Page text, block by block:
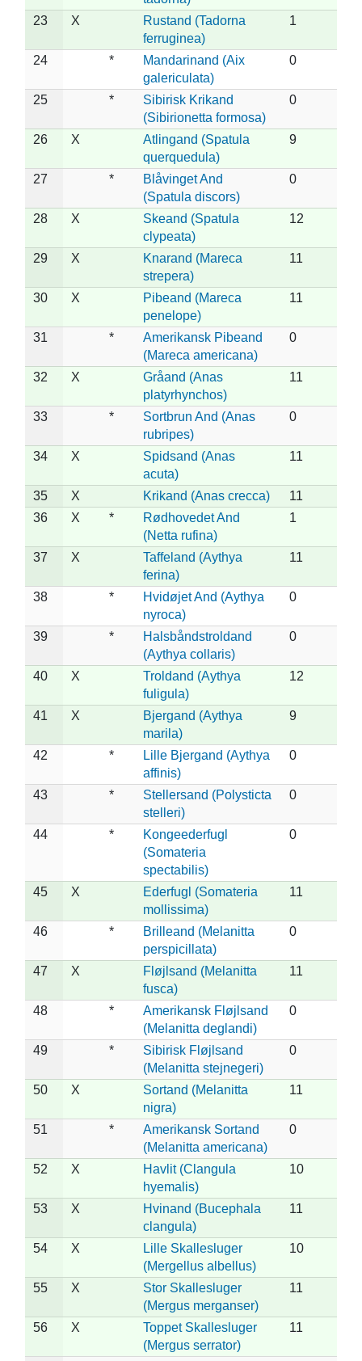
23 X
Rustand (Tadorna
ferruginea)
1
24 *
Mandarinand (Aix
galericulata)
0
25 *
Sibirisk Krikand
(Sibirionetta formosa)
0
26 X
Atlingand (Spatula
querquedula)
9
27 *
Blåvinget And
(Spatula discors)
0
28 X
Skeand (Spatula
clypeata)
12
29 X
Knarand (Mareca
strepera)
11
30 X
Pibeand (Mareca
penelope)
11
31 *
Amerikansk Pibeand
(Mareca americana)
0
32 X
Gråand (Anas
platyrhynchos)
11
33 *
Sortbrun And (Anas
rubripes)
0
34 X
Spidsand (Anas
acuta)
11
35 X Krikand (Anas crecca)
11
36
X *
Rødhovedet And
(Netta rufina)
1
37 X
Taffeland (Aythya
ferina)
11
38 *
Hvidøjet And (Aythya
nyroca)
0
39 *
Halsbåndstroldand
(Aythya collaris)
0
40 X
Troldand (Aythya
fuligula)
12
41 X
Bjergand (Aythya
marila)
9
42 *
Lille Bjergand (Aythya
affinis)
0
43 *
Stellersand (Polysticta
stelleri)
0
44 *
Kongeederfugl
(Somateria
spectabilis)
0
45 X
Ederfugl (Somateria
mollissima)
11
46 *
Brilleand (Melanitta
perspicillata)
0
47 X
Fløjlsand (Melanitta
fusca)
11
48 *
Amerikansk Fløjlsand
(Melanitta deglandi)
0
49 *
Sibirisk Fløjlsand
(Melanitta stejnegeri)
0
50 X
Sortand (Melanitta
nigra)
11
51 *
Amerikansk Sortand
(Melanitta americana)
0
52 X
Havlit (Clangula
hyemalis)
10
53 X
Hvinand (Bucephala
clangula)
11
54 X
Lille Skallesluger
(Mergellus albellus)
10
55 X
Stor Skallesluger
(Mergus merganser)
11
56 X
Toppet Skallesluger
(Mergus serrator)
11